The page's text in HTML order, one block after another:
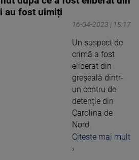
au fost uimiți
16-04-2023 | 15:17
Un suspect de
crimă a fost
eliberat din
greșeală dintr-
un centru de
detenție din
Carolina de
Nord.
Citeste mai mult
›